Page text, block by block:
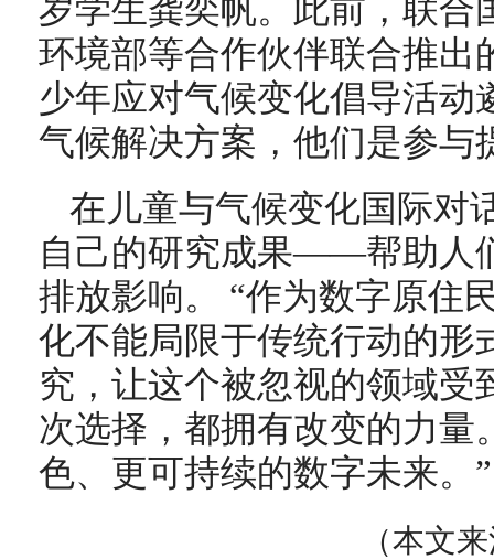
岁学生龚奕帆。此前，联合
环境部等合作伙伴联合推出
少年应对气候变化倡导活动
气候解决方案，他们是参与
在儿童与气候变化国际对
自己的研究成果——帮助人
排放影响。 “作为数字原住
化不能局限于传统行动的形
究，让这个被忽视的领域受
次选择，都拥有改变的力量
色、更可持续的数字未来。
（本文